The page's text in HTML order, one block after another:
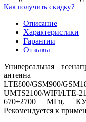
Как получить скидку?
Описание
Характеристики
Гарантии
Отзывы
Универсальная
антенна
LTE800/GSM900/
UMTS2100/WIFI/LTE-
670÷2700 МГц.
Рекомендуется к